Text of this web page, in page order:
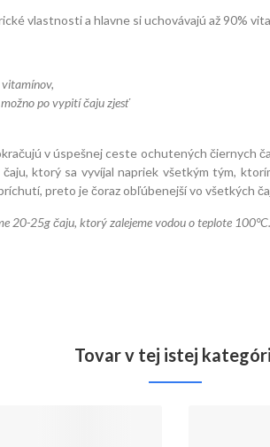
vlastnosti a hlavne si uchovávajú až 90%
po vypití čaju zjesť
v úspešnej ceste ochutených čiernych
ktorý sa vyvíjal napriek všetkým tým,
preto je čoraz obľúbenejší vo všetkých
20-25g čaju, ktorý zalejeme vodou o teplote
Tovar v tej istej